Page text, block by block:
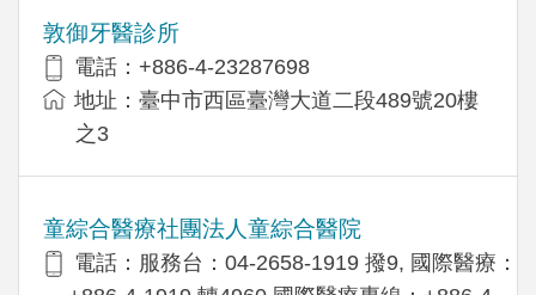
敦御牙醫診所
電話：+886-4-23287698
地址：臺中市西區臺灣大道二段489號20樓
之3
童綜合醫療社團法人童綜合醫院
電話：服務台：04-2658-1919 撥9, 國際醫療：